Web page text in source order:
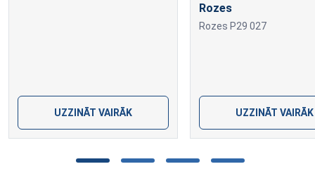
UZZINĀT VAIRĀK
Rozes
Rozes P29 027
UZZINĀT VAIRĀK